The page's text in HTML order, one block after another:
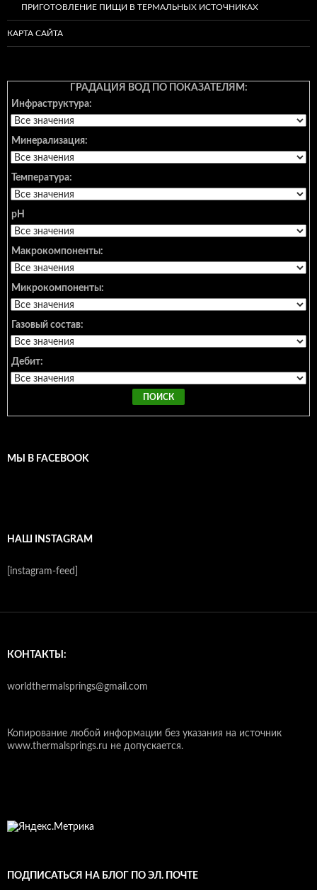
ПРИГОТОВЛЕНИЕ ПИЩИ В ТЕРМАЛЬНЫХ ИСТОЧНИКАХ
КАРТА САЙТА
ГРАДАЦИЯ ВОД ПО ПОКАЗАТЕЛЯМ:
Инфраструктура:
Минерализация:
Температура:
pH
Макрокомпоненты:
Микрокомпоненты:
Газовый состав:
Дебит:
МЫ В FACEBOOK
НАШ INSTAGRAM
[instagram-feed]
КОНТАКТЫ:
worldthermalsprings@gmail.com
Копирование любой информации без указания на источник
www.thermalsprings.ru не допускается.
ПОДПИСАТЬСЯ НА БЛОГ ПО ЭЛ. ПОЧТЕ